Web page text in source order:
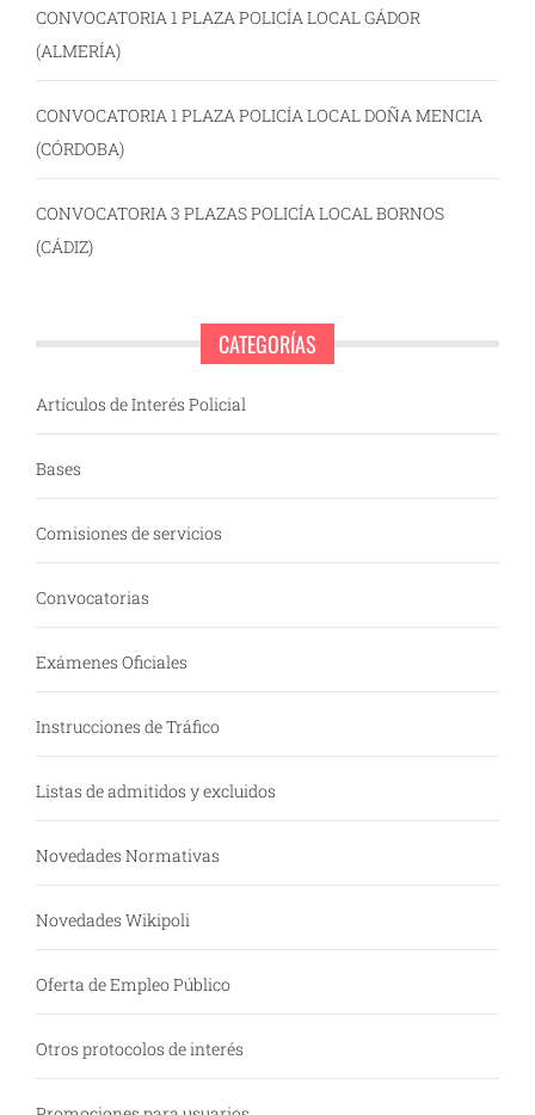
CONVOCATORIA 1 PLAZA POLICÍA LOCAL GÁDOR
(ALMERÍA)
CONVOCATORIA 1 PLAZA POLICÍA LOCAL DOÑA MENCIA
(CÓRDOBA)
CONVOCATORIA 3 PLAZAS POLICÍA LOCAL BORNOS
(CÁDIZ)
CATEGORÍAS
Artículos de Interés Policial
Bases
Comisiones de servicios
Convocatorias
Exámenes Oficiales
Instrucciones de Tráfico
Listas de admitidos y excluidos
Novedades Normativas
Novedades Wikipoli
Oferta de Empleo Público
Otros protocolos de interés